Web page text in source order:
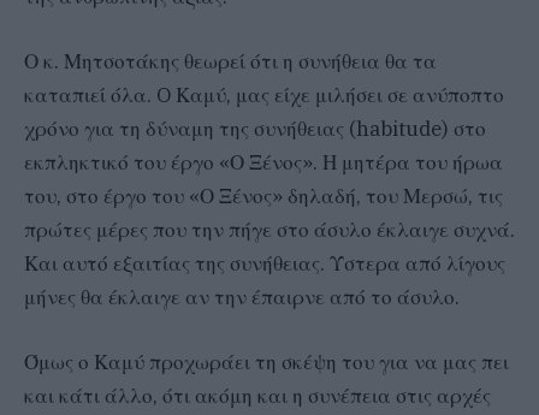
Ο κ. Μητσοτάκης θεωρεί ότι η συνήθεια θα τα
καταπιεί όλα. O Καμύ, μας είχε μιλήσει σε ανύποπτο
χρόνο για τη δύναμη της συνήθειας (habitude) στο
εκπληκτικό του έργο «Ο Ξένος». Η μητέρα του ήρωα
του, στο έργο του «Ο Ξένος» δηλαδή, του Μερσώ, τις
πρώτες μέρες που την πήγε στο άσυλο έκλαιγε συχνά.
Και αυτό εξαιτίας της συνήθειας. Ύστερα από λίγους
μήνες θα έκλαιγε αν την έπαιρνε από το άσυλο.
Όμως ο Καμύ προχωράει τη σκέψη του για να μας πει
και κάτι άλλο, ότι ακόμη και η συνέπεια στις αρχές